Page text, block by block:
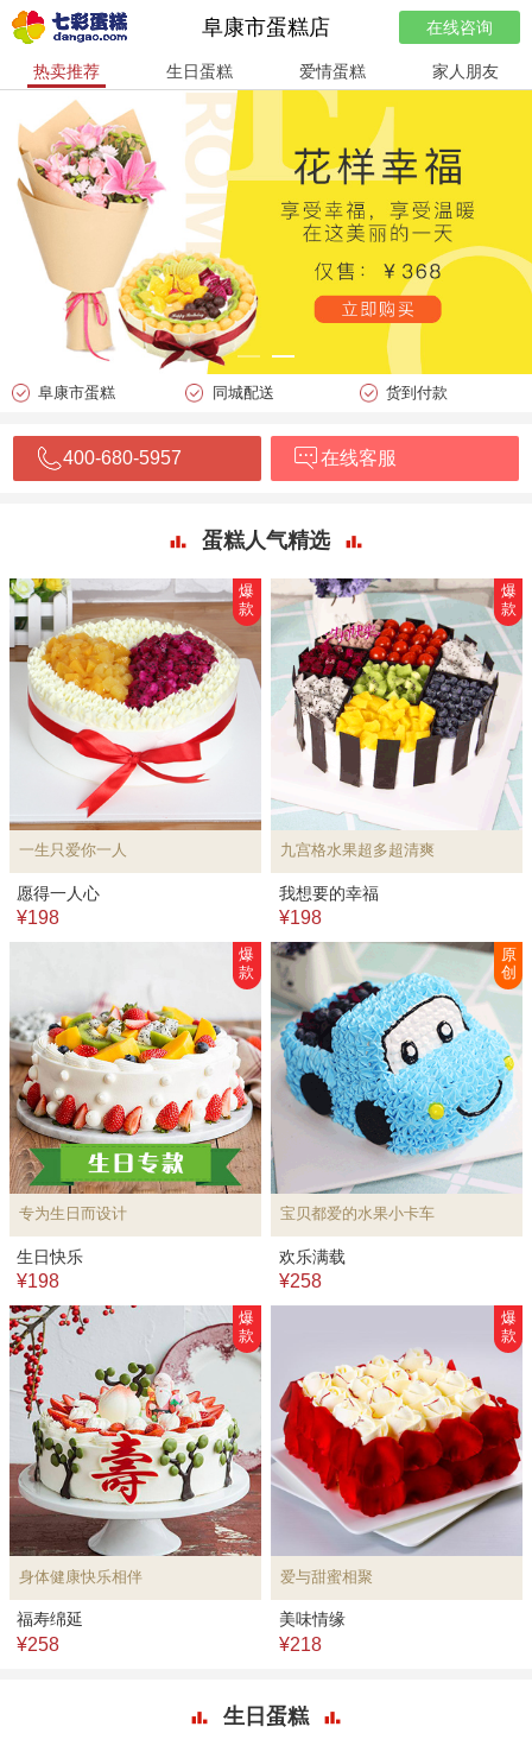
阜康市蛋糕店 在线咨询
热卖推荐 生日蛋糕 爱情蛋糕 家人朋友
阜康市蛋糕 同城配送 货到付款
400-680-5957 在线客服
蛋糕人气精选
一生只爱你一人
爆
款
愿得一人心
¥198
九宫格水果超多超清爽
爆
款
我想要的幸福
¥198
专为生日而设计
爆
款
生日快乐
¥198
宝贝都爱的水果小卡车
原
创
欢乐满载
¥258
身体健康快乐相伴
爆
款
福寿绵延
¥258
爱与甜蜜相聚
爆
款
美味情缘
¥218
生日蛋糕